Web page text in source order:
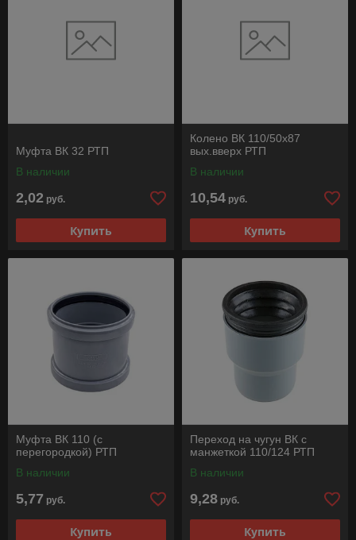
Муфта ВК 32 РТП
В наличии
2,02 руб.
Купить
Колено ВК 110/50х87
вых.вверх РТП
В наличии
10,54 руб.
Купить
Муфта ВК 110 (с
перегородкой) РТП
В наличии
5,77 руб.
Купить
Переход на чугун ВК с
манжеткой 110/124 РТП
В наличии
9,28 руб.
Купить